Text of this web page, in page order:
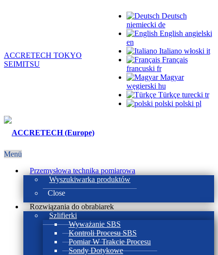
Deutsch
niemiecki de
English angielski
en
Italiano włoski it
Français
francuski fr
Magyar
węgierski hu
Türkçe turecki tr
polski polski pl
ACCRETECH TOKYO
SEIMITSU
Menü
Przemysłowa technika pomiarowa
Wyszukiwarka produktów
Close
Rozwiązania do obrabiarek
Szlifierki
Wyważanie SBS
Kontroli Procesu SBS
Pomiar W Trakcie Procesu
Sondy Dotykowe